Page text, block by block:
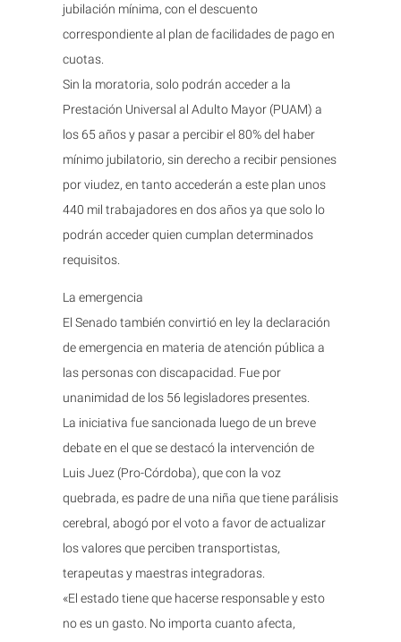
jubilación mínima, con el descuento
correspondiente al plan de facilidades de pago en
cuotas.
Sin la moratoria, solo podrán acceder a la
Prestación Universal al Adulto Mayor (PUAM) a
los 65 años y pasar a percibir el 80% del haber
mínimo jubilatorio, sin derecho a recibir pensiones
por viudez, en tanto accederán a este plan unos
440 mil trabajadores en dos años ya que solo lo
podrán acceder quien cumplan determinados
requisitos.
La emergencia
El Senado también convirtió en ley la declaración
de emergencia en materia de atención pública a
las personas con discapacidad. Fue por
unanimidad de los 56 legisladores presentes.
La iniciativa fue sancionada luego de un breve
debate en el que se destacó la intervención de
Luis Juez (Pro-Córdoba), que con la voz
quebrada, es padre de una niña que tiene parálisis
cerebral, abogó por el voto a favor de actualizar
los valores que perciben transportistas,
terapeutas y maestras integradoras.
«El estado tiene que hacerse responsable y esto
no es un gasto. No importa cuanto afecta,